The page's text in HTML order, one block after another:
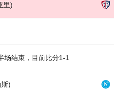
里)
场结束，目前比分1-1
)